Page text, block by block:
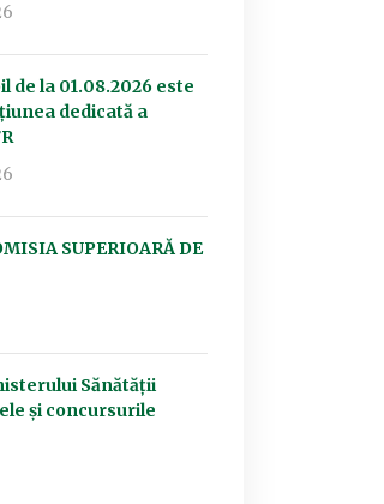
de la 01.08.2026 este
dedicată a
SUPERIOARĂ DE
Sănătății
și concursurile